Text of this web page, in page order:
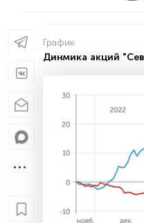
График
Динмика акций